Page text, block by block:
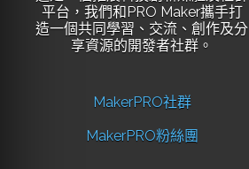
平台，我們和PRO Maker攜手打
造一個共同學習、交流、創作及分
享資源的開發者社群。
MakerPRO社群
MakerPRO粉絲團